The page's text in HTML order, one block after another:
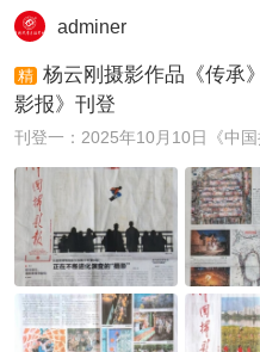
adminer
精 杨云刚摄影作品《传承
影报》刊登